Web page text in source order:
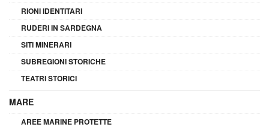
RIONI IDENTITARI
RUDERI IN SARDEGNA
SITI MINERARI
SUBREGIONI STORICHE
TEATRI STORICI
MARE
AREE MARINE PROTETTE